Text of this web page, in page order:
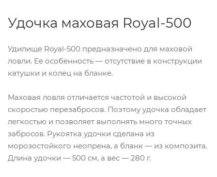
Удочка маховая Royal-500
Удилище Royal-500 предназначено для маховой
ловли. Ее особенность — отсутствие в конструкции
катушки и колец на бланке.
Маховая ловля отличается частотой и высокой
скоростью перезабросов. Поэтому удочка обладает
легкостью и позволяет выполнять много точных
забросов. Рукоятка удочки сделана из
морозостойкого неопрена, а бланк — из композита.
Длина удочки — 500 см, а вес — 280 г.